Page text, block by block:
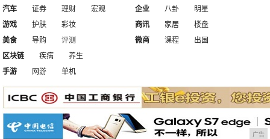
汽车
证券 理财 宏观
企业
八卦
明星
游戏
护肤
彩妆
美食
导购 评测
商讯 家居
楼盘
微商
课程
出国
区块链
疾病
养生
手游
网游 单机
广告